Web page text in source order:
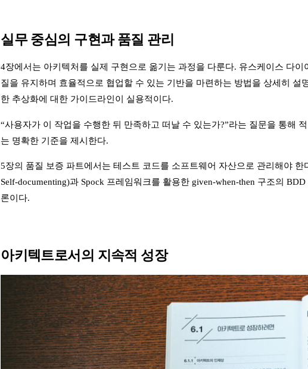
실무 중심의 구현과 품질 관리
4장에서는 아키텍처를 실제 구현으로 옮기는 과정을 다룬다. 유스케이스 다
질을 유지하며 효율적으로 협업할 수 있는 기반을 마련하는 방법을 상세히 설
한 추상화에 대한 가이드라인이 실용적이다.
“사용자가 이 작업을 수행한 뒤 만족하고 떠날 수 있는가?”라는 질문을 통해
는 명확한 기준을 제시한다.
5장의 품질 보증 파트에서는 테스트 코드를 소프트웨어 자산으로 관리해야 한
Self-documenting)과 Spock 프레임워크를 활용한 given-when-then 구조의
론이다.
아키텍트로서의 지속적 성장